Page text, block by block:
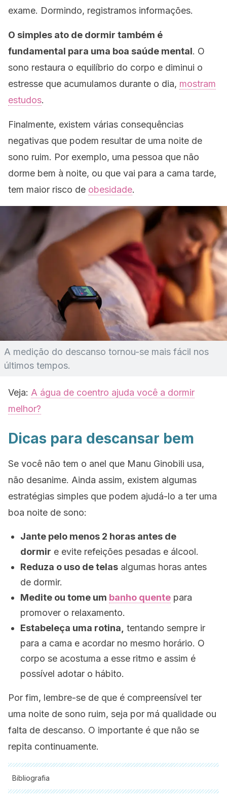
exame. Dormindo, registramos informações.
O simples ato de dormir também é
fundamental para uma boa saúde mental. O
sono restaura o equilíbrio do corpo e diminui o
estresse que acumulamos durante o dia, mostram
estudos.
Finalmente, existem várias consequências
negativas que podem resultar de uma noite de
sono ruim. Por exemplo, uma pessoa que não
dorme bem à noite, ou que vai para a cama tarde,
tem maior risco de obesidade.
A medição do descanso tornou-se mais fácil nos
últimos tempos.
Veja: A água de coentro ajuda você a dormir
melhor?
Dicas para descansar bem
Se você não tem o anel que Manu Ginobili usa,
não desanime. Ainda assim, existem algumas
estratégias simples que podem ajudá-lo a ter uma
boa noite de sono:
Jante pelo menos 2 horas antes de
dormir e evite refeições pesadas e álcool.
Reduza o uso de telas algumas horas antes
de dormir.
Medite ou tome um banho quente para
promover o relaxamento.
Estabeleça uma rotina, tentando sempre ir
para a cama e acordar no mesmo horário. O
corpo se acostuma a esse ritmo e assim é
possível adotar o hábito.
Por fim, lembre-se de que é compreensível ter
uma noite de sono ruim, seja por má qualidade ou
falta de descanso. O importante é que não se
repita continuamente.
Bibliografia
Todas as fontes citadas foram minuciosamente revisadas por